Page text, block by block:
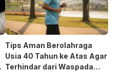
Tips Aman Berolahraga
Usia 40 Tahun ke Atas Agar
Terhindar dari Waspada